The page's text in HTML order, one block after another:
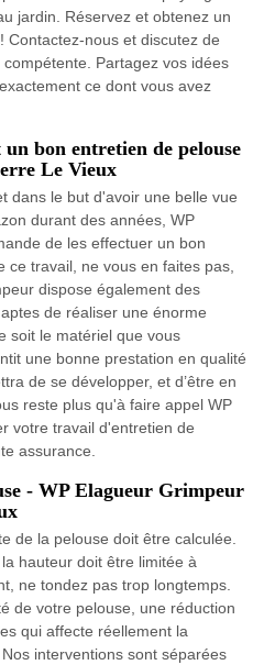
jardin. Réservez et obtenez un
Contactez-nous et discutez de
Partagez vos idées
ce dont vous avez
bon entretien de pelouse
Le Vieux
dans le but d'avoir une belle vue
durant des années, WP
de les effectuer un bon
ce travail, ne vous en faites pas,
dispose également des
de réaliser une énorme
soit le matériel que vous
une bonne prestation en qualité
de se développer, et d’être en
reste plus qu'à faire appel WP
votre travail d'entretien de
assurance.
- WP Elagueur Grimpeur
de la pelouse doit être calculée.
hauteur doit être limitée à
ne tondez pas trop longtemps.
de votre pelouse, une réduction
qui affecte réellement la
interventions sont séparées